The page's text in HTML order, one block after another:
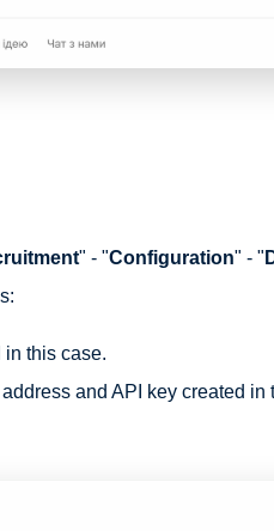
" - "Configuration" - "
this case.
and API key created in